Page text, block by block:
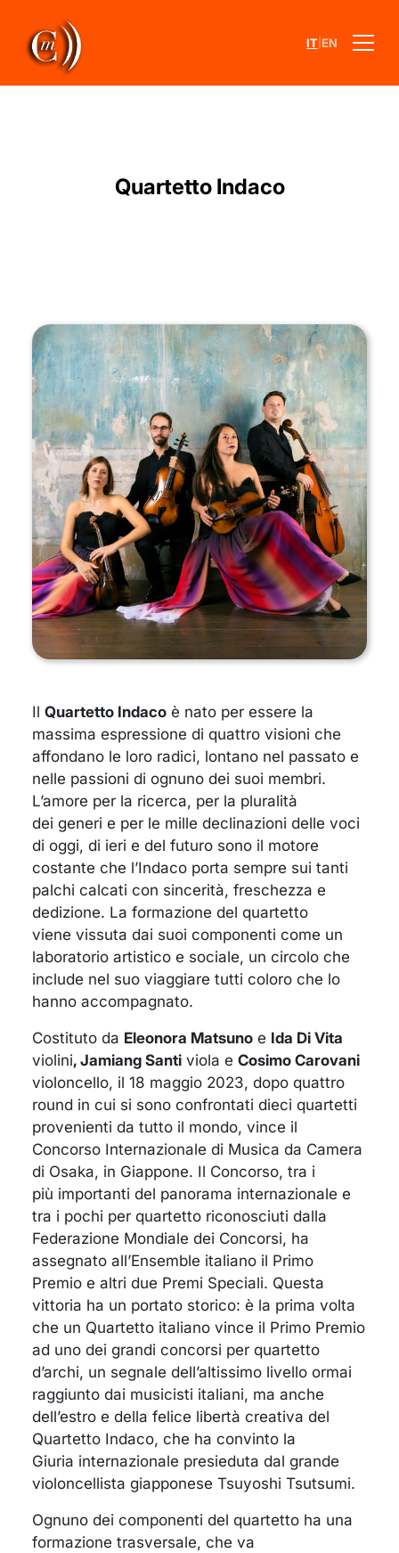
IT EN
Quartetto Indaco
Il Quartetto Indaco è nato per essere la
massima espressione di quattro visioni che
affondano le loro radici, lontano nel passato e
nelle passioni di ognuno dei suoi membri.
L’amore per la ricerca, per la pluralità
dei generi e per le mille declinazioni delle voci
di oggi, di ieri e del futuro sono il motore
costante che l’Indaco porta sempre sui tanti
palchi calcati con sincerità, freschezza e
dedizione. La formazione del quartetto
viene vissuta dai suoi componenti come un
laboratorio artistico e sociale, un circolo che
include nel suo viaggiare tutti coloro che lo
hanno accompagnato.
Costituto da Eleonora Matsuno e Ida Di Vita
violini, Jamiang Santi viola e Cosimo Carovani
violoncello, il 18 maggio 2023, dopo quattro
round in cui si sono confrontati dieci quartetti
provenienti da tutto il mondo, vince il
Concorso Internazionale di Musica da Camera
di Osaka, in Giappone. Il Concorso, tra i
più importanti del panorama internazionale e
tra i pochi per quartetto riconosciuti dalla
Federazione Mondiale dei Concorsi, ha
assegnato all’Ensemble italiano il Primo
Premio e altri due Premi Speciali. Questa
vittoria ha un portato storico: è la prima volta
che un Quartetto italiano vince il Primo Premio
ad uno dei grandi concorsi per quartetto
d’archi, un segnale dell’altissimo livello ormai
raggiunto dai musicisti italiani, ma anche
dell’estro e della felice libertà creativa del
Quartetto Indaco, che ha convinto la
Giuria internazionale presieduta dal grande
violoncellista giapponese Tsuyoshi Tsutsumi.
Ognuno dei componenti del quartetto ha una
formazione trasversale, che va